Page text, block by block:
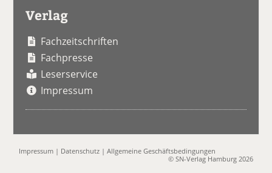
Verlag
Fachzeitschriften
Fachpresse
Leserservice
Impressum
Impressum | Datenschutz |Allgemeine Geschäftsbedingungen
© SN-Verlag Hamburg 2026